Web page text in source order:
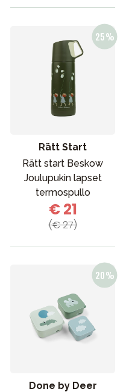
Rätt Start
Rätt start Beskow
Joulupukin lapset
termospullo
€ 21
(€ 27)
Done by Deer